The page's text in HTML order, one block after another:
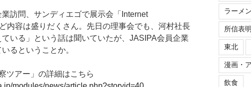
訪問、サンディエゴで展示会「Internet
内容は盛りだくさん。先日の理事会でも、河村社長
いる」という話は聞いていたが、JASIPA会員企業
るということか。
ツアー」の詳細はこちら
ラーメン
所信表明
東北
漫画・
飲食